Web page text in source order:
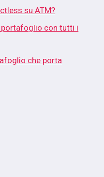
su ATM?
portafoglio con tutti i
che porta